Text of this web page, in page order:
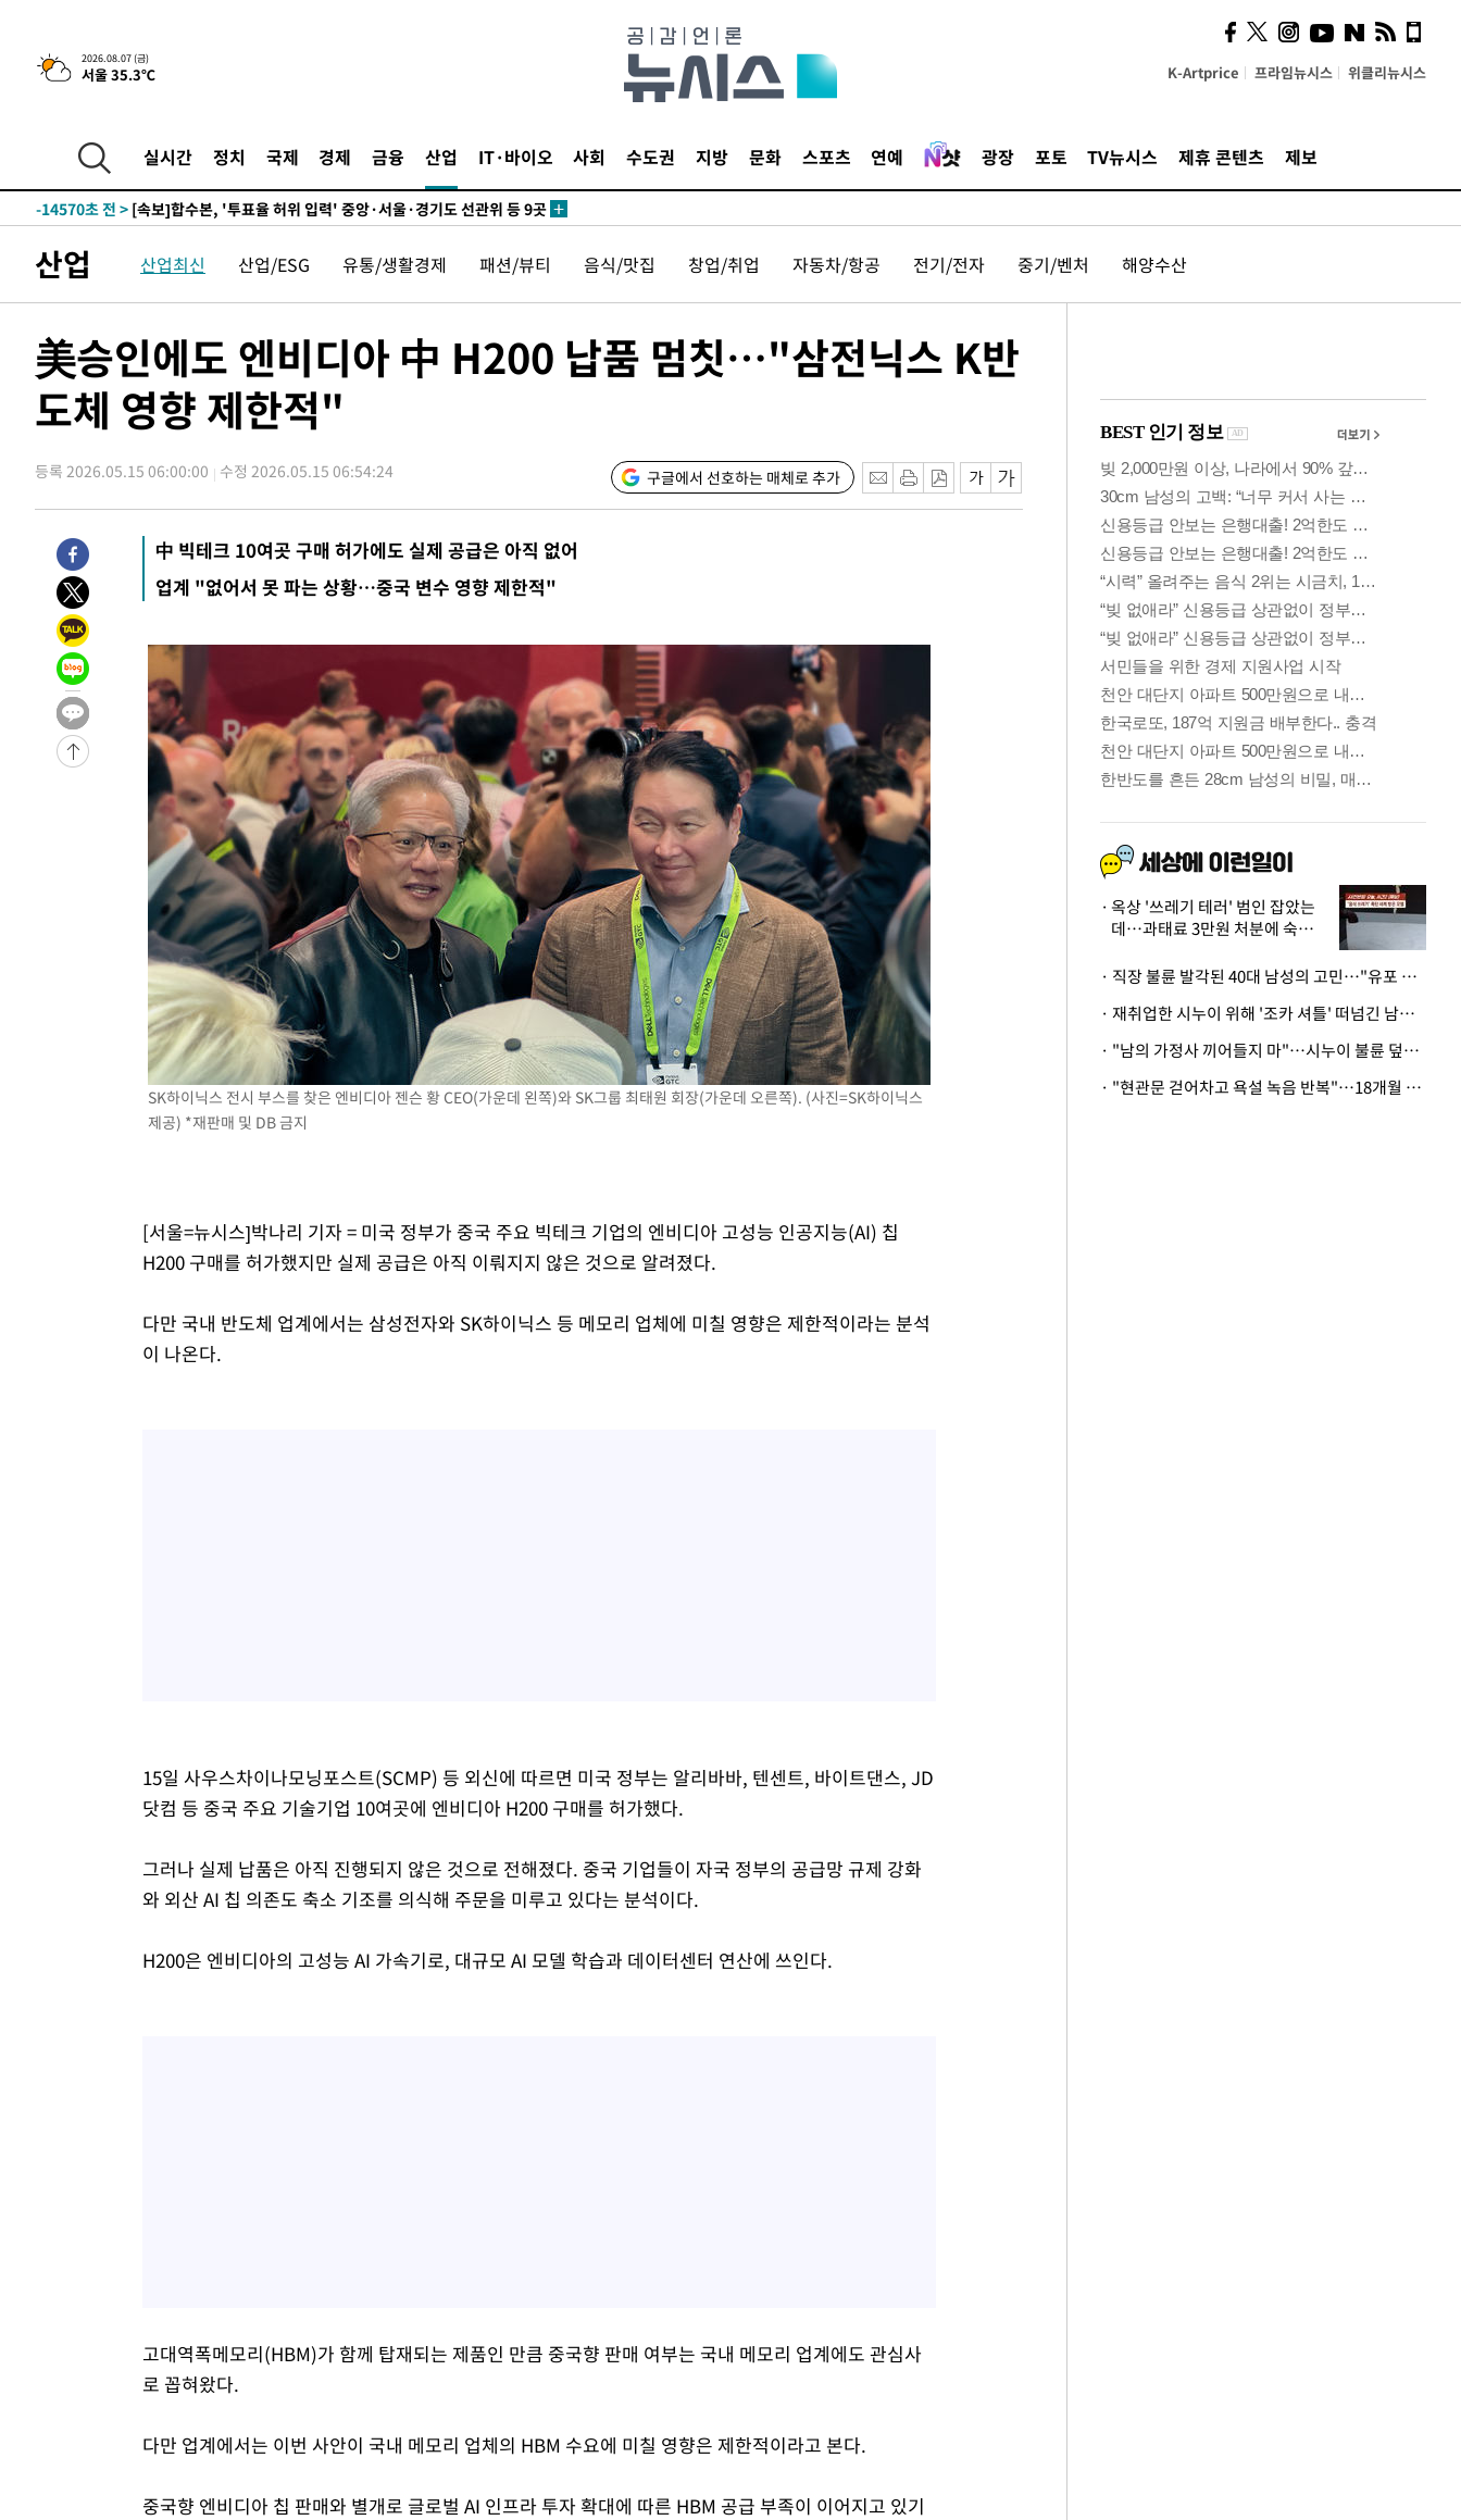
2026.08.07 (금)
서울 35.3℃ K-Artprice 프라임뉴시스 위클리뉴시스
실시간 정치 국제 경제 금융 산업 IT·바이오 사회 수도권 지방 문화 스포츠 연예 광장 포토 TV뉴시스 제휴 콘텐츠 제보
-21132초 전 >[속보]종합특검, '관저이전 봐주기 감사' 유병호 구속기소
-17732초 전 >민주 콩고 에볼라환자 4천명 돌파, 4053명 발생 1850명 사망
-16176초 전 >
"미 전국적 살모네라 식중독 원인은 멕시코산 할라피뇨"-- CDC
-14689초 전 >
-14570초 전 > [속보]합수본, '투표율 허위 입력' 중앙·서울·경기도 선관위 등 9곳
-14121초 전 >
[속보]삼성전자·SK하이닉스 동반 강보합…1%대 상승 출발
-14107초 전 >[속보]코스닥, 5.95포인트(0.74%) 상승한 807.62개장
-11240초 전 >시리아 다마스쿠스 교외에서 미니버스 폭발.. 14명 부상, 3명은 중
-10538초 전 >입추에도 극한더위…서울 낮 39도 '폭염중대경보'
-5502초 전 >
이란, 호르무즈서 "적국 목표물들"과 대치로 남부 케슘섬에서 두차
효
-2368초 전 >[속보]트럼프, 美 원정출산 금지 행정명령 서명
-68초 전 >[속보] 뉴욕증시, 일제 하락 마감…나스닥 0.06%↓
-28801초 전 >
[속보]국힘 윤리위, '돌려차기 발언' 진종오·서범수 징계 절차 개시
-24126초 전 >
[속보] 7월 중국 수출 23.9%↑ 수입 27.5%↑…무역총액
25.3%↑
-21286초 전 >
[속보]'채상병 순직 책임' 임성근, 항소심도 징역 3년
-21152초 전 >
-17752초 전 >
민주 콩고 에볼라환자 4천명 돌파, 4053명 발생 1850명 사망
-17002초 전 >
[속보]'300억원대 사기 혐의' 차가원 대표 구속 송치
-16196초 전 >
"미 전국적 살모네라 식중독 원인은 멕시코산 할라피뇨"-- CDC
-14709초 전 >
[속보]경찰·노동부, HL만도 평택사업장 끼임 사망 관련 압수수색
[속보]합수본, '투표율 허위 입력' 중앙·서울·경기도 선관위 등 9곳
[속보]원·달러 환율, 오전 9시 1423.8원
[속보]삼성전자·SK하이닉스 동반 강보합…1%대 상승 출발
[속보]코스닥, 5.95포인트(0.74%) 상승한 807.62개장
[속보]코스피, 6300선 재탈환…1.09% 오른 6365.07 개장
시리아 다마스쿠스 교외에서 미니버스 폭발.. 14명 부상, 3명은 중
입추에도 극한더위…서울 낮 39도 '폭염중대경보'
이란, 호르무즈서 "적국 목표물들"과 대치로 남부 케슘섬에서 두차
[속보]美, 폴리실리콘 수입 규제…파생제품 15% 관세, 120일 후 발
[속보]트럼프, 美 원정출산 금지 행정명령 서명
[속보] 뉴욕증시, 일제 하락 마감…나스닥 0.06%↓
산업 산업최신 산업/ESG 유통/생활경제 패션/뷰티 음식/맛집 창업/취업 자동차/항공 전기/전자 중기/벤처 해양수산
美승인에도 엔비디아 中 H200 납품 멈칫…"삼전닉스 K반
도체 영향 제한적"
등록 2026.05.15 06:00:00 수정 2026.05.15 06:54:24 구글에서 선호하는 매체로 추가
中 빅테크 10여곳 구매 허가에도 실제 공급은 아직 없어
업계 "없어서 못 파는 상황…중국 변수 영향 제한적"
SK하이닉스 전시 부스를 찾은 엔비디아 젠슨 황 CEO(가운데 왼쪽)와 SK그룹 최태원 회장(가운데 오른쪽). (사진=SK하이닉스
제공) *재판매 및 DB 금지
[서울=뉴시스]박나리 기자 = 미국 정부가 중국 주요 빅테크 기업의 엔비디아 고성능 인공지능(AI) 칩
H200 구매를 허가했지만 실제 공급은 아직 이뤄지지 않은 것으로 알려졌다.
다만 국내 반도체 업계에서는 삼성전자와 SK하이닉스 등 메모리 업체에 미칠 영향은 제한적이라는 분석
이 나온다.
15일 사우스차이나모닝포스트(SCMP) 등 외신에 따르면 미국 정부는 알리바바, 텐센트, 바이트댄스, JD
닷컴 등 중국 주요 기술기업 10여곳에 엔비디아 H200 구매를 허가했다.
그러나 실제 납품은 아직 진행되지 않은 것으로 전해졌다. 중국 기업들이 자국 정부의 공급망 규제 강화
와 외산 AI 칩 의존도 축소 기조를 의식해 주문을 미루고 있다는 분석이다.
H200은 엔비디아의 고성능 AI 가속기로, 대규모 AI 모델 학습과 데이터센터 연산에 쓰인다.
고대역폭메모리(HBM)가 함께 탑재되는 제품인 만큼 중국향 판매 여부는 국내 메모리 업계에도 관심사
로 꼽혀왔다.
다만 업계에서는 이번 사안이 국내 메모리 업체의 HBM 수요에 미칠 영향은 제한적이라고 본다.
중국향 엔비디아 칩 판매와 별개로 글로벌 AI 인프라 투자 확대에 따른 HBM 공급 부족이 이어지고 있기
시, 스마트폰 액세서리에
NFC 더했다
옥상 '쓰레기 테러' 범인 잡았는
데…과태료 3만원 처분에 숙박업
· 직장 불륜 발각된 40대 남성의 고민…"유포 동료 명예훼손·협박죄 고소 가능할까"
· 재취업한 시누이 위해 '조카 셔틀' 떠넘긴 남편…아내 "난 못한다"
· "남의 가정사 끼어들지 마"…시누이 불륜 덮으려는 남편에 억울한 아내
· "현관문 걷어차고 욕설 녹음 반복"…18개월 아기 키우는 집 뒤흔든 '앞집의 비극'